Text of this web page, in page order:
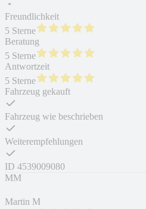
Freundlichkeit
5 Sterne
Beratung
5 Sterne
Antwortzeit
5 Sterne
Fahrzeug gekauft
Fahrzeug wie beschrieben
Weiterempfehlungen
ID 4539009080
MM
Martin M